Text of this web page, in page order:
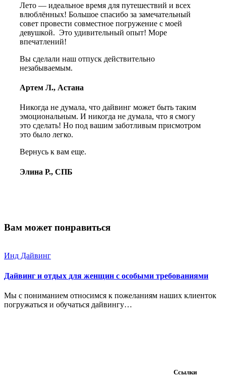
Лето — идеальное время для путешествий и всех
влюблённых! Большое спасибо за замечательный
совет провести совместное погружение с моей
девушкой. Это удивительный опыт! Море
впечатлений!
Вы сделали наш отпуск действительно
незабываемым.
Артем Л., Астана
Никогда не думала, что дайвинг может быть таким
эмоциональным. И никогда не думала, что я смогу
это сделать! Но под вашим заботливым присмотром
это было легко.
Вернусь к вам еще.
Элина Р., СПБ
Вам может понравиться
Инд Дайвинг
Дайвинг и отдых для женщин с особыми требованиями
Мы с пониманием относимся к пожеланиям наших клиенток
погружаться и обучаться дайвингу…
Ссылки